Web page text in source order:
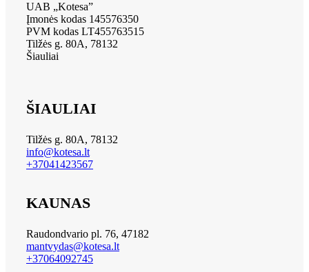
UAB „Kotesa”
Įmonės kodas 145576350
PVM kodas LT455763515
Tilžės g. 80A, 78132
Šiauliai
ŠIAULIAI
Tilžės g. 80A, 78132
info@kotesa.lt
+37041423567
KAUNAS
Raudondvario pl. 76, 47182
mantvydas@kotesa.lt
+37064092745